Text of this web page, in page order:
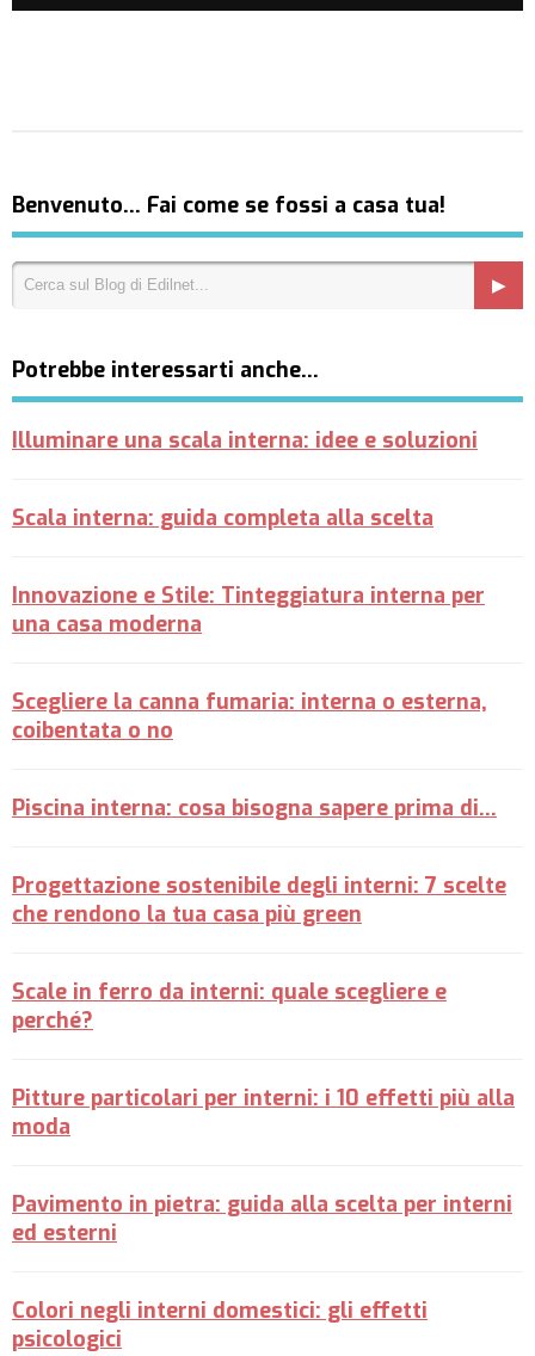
Benvenuto… Fai come se fossi a casa tua!
Potrebbe interessarti anche…
Illuminare una scala interna: idee e soluzioni
Scala interna: guida completa alla scelta
Innovazione e Stile: Tinteggiatura interna per
una casa moderna
Scegliere la canna fumaria: interna o esterna,
coibentata o no
Piscina interna: cosa bisogna sapere prima di...
Progettazione sostenibile degli interni: 7 scelte
che rendono la tua casa più green
Scale in ferro da interni: quale scegliere e
perché?
Pitture particolari per interni: i 10 effetti più alla
moda
Pavimento in pietra: guida alla scelta per interni
ed esterni
Colori negli interni domestici: gli effetti
psicologici